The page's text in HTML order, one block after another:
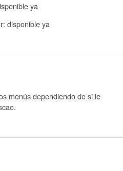
ya
disponible ya
menús dependiendo de si le